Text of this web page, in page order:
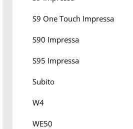
S9 One Touch Impressa
S90 Impressa
S95 Impressa
Subito
W4
WE50